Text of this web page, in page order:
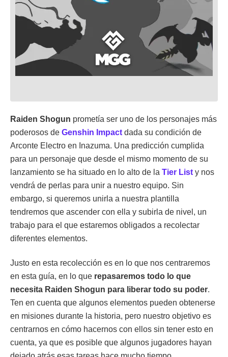
Raiden Shogun prometía ser uno de los personajes más
poderosos de Genshin Impact dada su condición de
Arconte Electro en Inazuma. Una predicción cumplida
para un personaje que desde el mismo momento de su
lanzamiento se ha situado en lo alto de la Tier List y nos
vendrá de perlas para unir a nuestro equipo. Sin
embargo, si queremos unirla a nuestra plantilla
tendremos que ascender con ella y subirla de nivel, un
trabajo para el que estaremos obligados a recolectar
diferentes elementos.
Justo en esta recolección es en lo que nos centraremos
en esta guía, en lo que repasaremos todo lo que
necesita Raiden Shogun para liberar todo su poder.
Ten en cuenta que algunos elementos pueden obtenerse
en misiones durante la historia, pero nuestro objetivo es
centrarnos en cómo hacernos con ellos sin tener esto en
cuenta, ya que es posible que algunos jugadores hayan